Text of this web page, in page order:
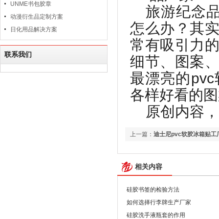
UNME书包胶章
动漫衍生品定制方案
日化用品解决方案
联系我们
旅游纪念
怎么办？其
常有吸引力
细节、图案
最漂亮的pvc
各样好看的
原创内容
上一篇： 迪士尼pvc软胶冰箱贴工
相关内容
硅胶书签的检验方法
如何选择行李牌生产厂家
硅胶洗手液瓶套的作用